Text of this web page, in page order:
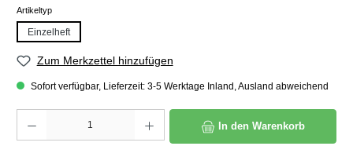
Artikeltypauswählen
Einzelheft
Zum Merkzettel hinzufügen
Sofort verfügbar, Lieferzeit: 3-5 Werktage Inland, Ausland abweichend
In den Warenkorb